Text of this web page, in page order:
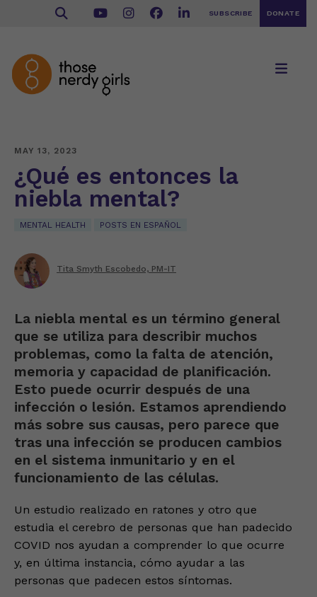
SUBSCRIBE DONATE
MAY 13, 2023
¿Qué es entonces la
niebla mental?
MENTAL HEALTH POSTS EN ESPAÑOL
Tita Smyth Escobedo, PM-IT
La niebla mental es un término general
que se utiliza para describir muchos
problemas, como la falta de atención,
memoria y capacidad de planificación.
Esto puede ocurrir después de una
infección o lesión. Estamos aprendiendo
más sobre sus causas, pero parece que
tras una infección se producen cambios
en el sistema inmunitario y en el
funcionamiento de las células.
Un estudio realizado en ratones y otro que
estudia el cerebro de personas que han padecido
COVID nos ayudan a comprender lo que ocurre
y, en última instancia, cómo ayudar a las
personas que padecen estos síntomas.